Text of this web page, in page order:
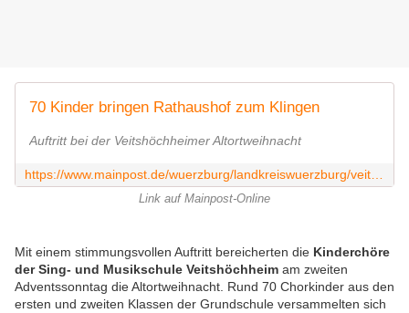
70 Kinder bringen Rathaushof zum Klingen
Auftritt bei der Veitshöchheimer Altortweihnacht
Link auf Mainpost-Online
Mit einem stimmungsvollen Auftritt bereicherten die Kinderchöre
der Sing- und Musikschule Veitshöchheim am zweiten
Adventssonntag die Altortweihnacht. Rund 70 Chorkinder aus den
ersten und zweiten Klassen der Grundschule versammelten sich